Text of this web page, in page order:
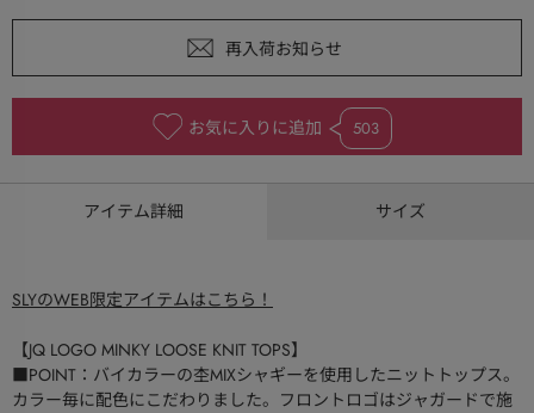
お気に入りに追加 503
アイテム詳細 サイズ
SLYのWEB限定アイテムはこちら！
【JQ LOGO MINKY LOOSE KNIT TOPS】
■POINT：バイカラーの杢MIXシャギーを使用したニットトップス。
カラー毎に配色にこだわりました。フロントロゴはジャガードで施